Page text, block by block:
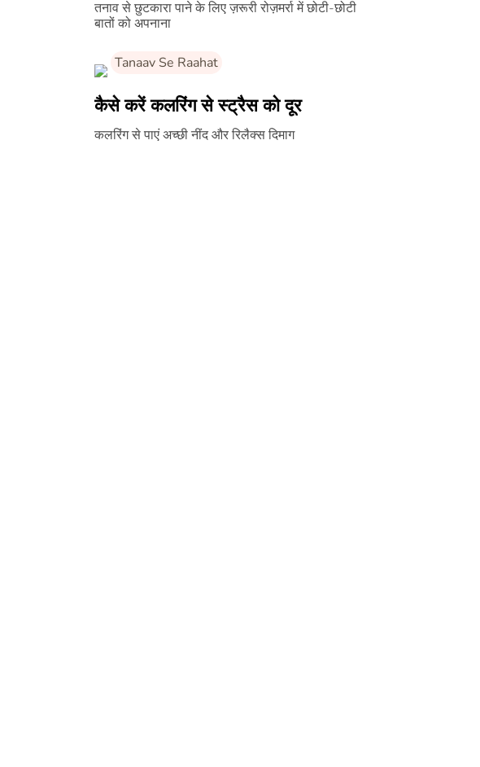
तनाव से छुटकारा पाने के लिए ज़रूरी रोज़मर्रा में छोटी-छोटी
बातों को अपनाना
Tanaav Se Raahat
कैसे करें कलरिंग से स्ट्रैस को दूर
कलरिंग से पाएं अच्छी नींद और रिलैक्स दिमाग